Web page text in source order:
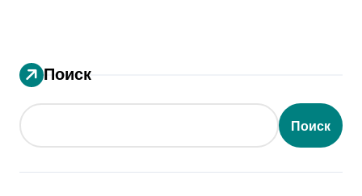
Поиск
Поиск